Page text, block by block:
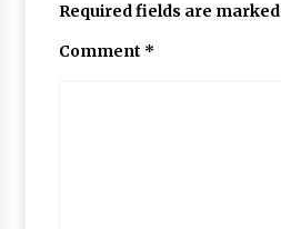
Required fields are marked
Comment *